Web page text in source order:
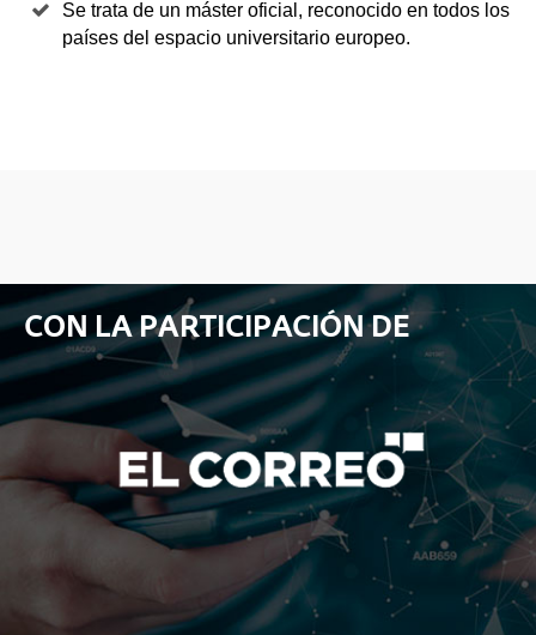
Se trata de un máster oficial, reconocido en todos los
países del espacio universitario europeo.
CON LA PARTICIPACIÓN DE